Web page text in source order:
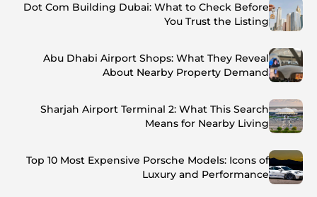
Dot Com Building Dubai: What to Check Before
You Trust the Listing
Abu Dhabi Airport Shops: What They Reveal
About Nearby Property Demand
Sharjah Airport Terminal 2: What This Search
Means for Nearby Living
Top 10 Most Expensive Porsche Models: Icons of
Luxury and Performance